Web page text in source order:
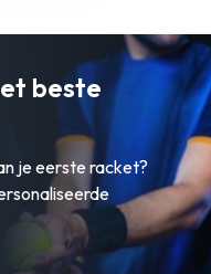
beste
je eerste racket?